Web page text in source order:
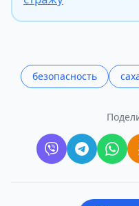
безопасность